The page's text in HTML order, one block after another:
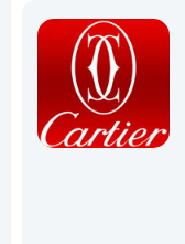
9,889,000 تومان
تا
19,700,000 تومان